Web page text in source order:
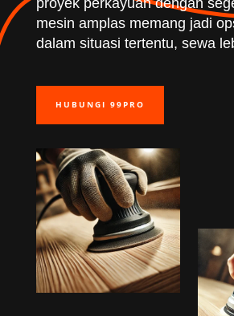
proyek perkayuan dengan
mesin amplas memang jadi
dalam situasi tertentu, sewa
HUBUNGI 99PRO